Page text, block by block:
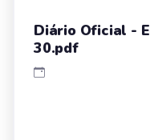
Diário Oficial -
30.pdf